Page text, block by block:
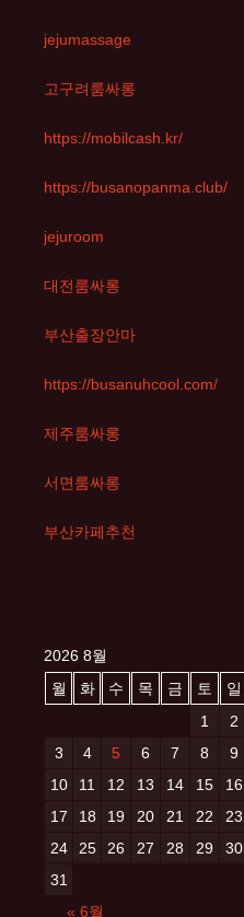
jejumassage
고구려룸싸롱
https://mobilcash.kr/
https://busanopanma.club/
jejuroom
대전룸싸롱
부산출장안마
https://busanuhcool.com/
제주룸싸롱
서면룸싸롱
부산카페추천
2026 8월
월
화 수 목 금 토
일
1
2
3
4 5 6 7 8
9
10
11 12 13 14 15
16
17
18 19 20 21 22
23
24
25 26 27 28 29
30
31
« 6월